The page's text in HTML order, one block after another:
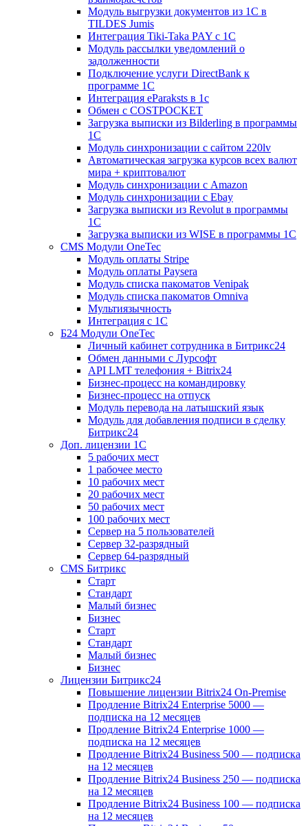
Модуль выгрузки документов из 1С в
TILDES Jumis
Интеграция Tiki-Taka PAY с 1С
Модуль рассылки уведомлений о
задолженности
Подключение услуги DirectBank к
программе 1С
Интеграция eParaksts в 1с
Обмен с COSTPOCKET
Загрузка выписки из Bilderling в программы
1C
Модуль синхронизации с сайтом 220lv
Автоматическая загрузка курсов всех валют
мира + криптовалют
Модуль синхронизации с Amazon
Модуль синхронизации с Ebay
Загрузка выписки из Revolut в программы
1C
Загрузка выписки из WISE в программы 1C
CMS Модули OneTec
Модуль оплаты Stripe
Модуль оплаты Paysera
Модуль списка пакоматов Venipak
Модуль списка пакоматов Omniva
Мультиязычность
Интеграция с 1С
Б24 Модули OneTec
Личный кабинет сотрудника в Битрикс24
Обмен данными с Лурсофт
API LMT телефония + Bitrix24
Бизнес-процесс на командировку
Бизнес-процесс на отпуск
Модуль перевода на латышский язык
Модуль для добавления подписи в сделку
Битрикс24
Доп. лицензии 1С
5 рабочих мест
1 рабочее место
10 рабочих мест
20 рабочих мест
50 рабочих мест
100 рабочих мест
Сервер на 5 пользователей
Сервер 32-разрядный
Сервер 64-разрядный
CMS Битрикс
Старт
Стандарт
Малый бизнес
Бизнес
Старт
Стандарт
Малый бизнес
Бизнес
Лицензии Битрикс24
Повышение лицензии Bitrix24 On-Premise
Продление Bitrix24 Enterprise 5000 —
подписка на 12 месяцев
Продление Bitrix24 Enterprise 1000 —
подписка на 12 месяцев
Продление Bitrix24 Business 500 — подписка
на 12 месяцев
Продление Bitrix24 Business 250 — подписка
на 12 месяцев
Продление Bitrix24 Business 100 — подписка
на 12 месяцев